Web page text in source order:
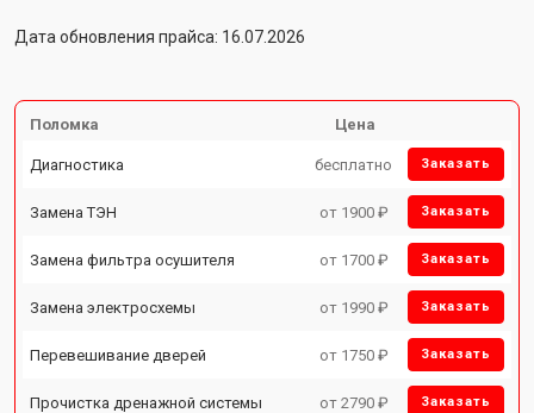
Дата обновления прайса: 16.07.2026
Поломка Цена
Диагностика бесплатно Заказать
Замена ТЭН от 1900 ₽ Заказать
Замена фильтра осушителя от 1700 ₽ Заказать
Замена электросхемы от 1990 ₽ Заказать
Перевешивание дверей от 1750 ₽ Заказать
Прочистка дренажной системы от 2790 ₽ Заказать